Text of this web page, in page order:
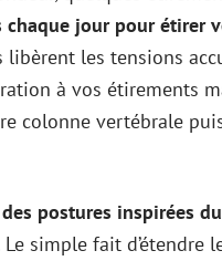
chaque jour pour étirer
libèrent les tensions
à vos étirements
colonne vertébrale
postures inspirées
simple fait d’étendre